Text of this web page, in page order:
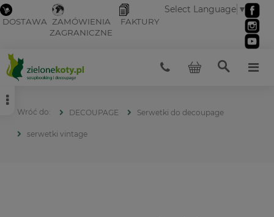
DOSTAWA ZAMÓWIENIA
ZAGRANICZNE
FAKTURY
Select Language ▼
DECOUPAGE Serwetki do decoupage
serwetki vintage